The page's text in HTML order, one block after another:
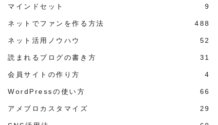
マインドセット 9
ネットでファンを作る方法 488
ネット活用ノウハウ 52
読まれるブログの書き方 31
会員サイトの作り方 4
WordPressの使い方 66
アメブロカスタマイズ 29